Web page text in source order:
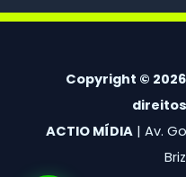
Copyright ©
ACTIO MÍDIA | Av.